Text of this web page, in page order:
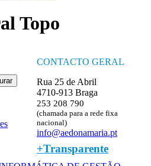
Topo
CONTACTO GERAL
Rua 25 de Abril
4710-913 Braga
253 208 790
(chamada para a rede fixa
nacional)
info@aedonamaria.pt
+Transparente